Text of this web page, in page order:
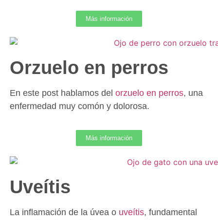
Más información
Orzuelo en perros
En este post hablamos del orzuelo en perros, una
enfermedad muy comón y dolorosa.
Más información
Uveítis
La inflamación de la úvea o uveítis, fundamental